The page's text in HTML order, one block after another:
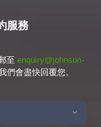
服務
至 enquiry@johnson-
們會盡快回覆您。
